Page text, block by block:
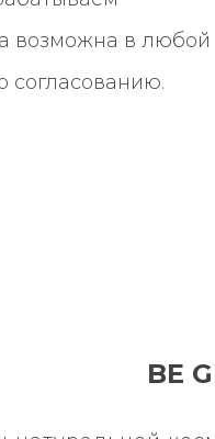
возможна в любой
согласованию.
BE